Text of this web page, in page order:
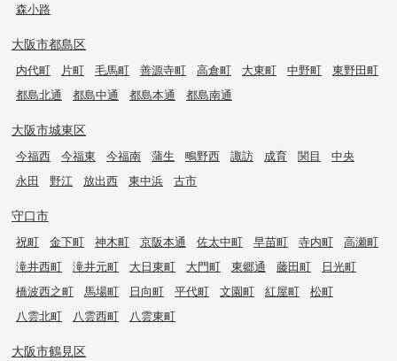
森小路
大阪市都島区
内代町 片町 毛馬町 善源寺町 高倉町 大東町 中野町
東野田町
都島北通
都島中通 都島本通 都島南通
大阪市城東区
今福西 今福東 今福南 蒲生 鴫野西 諏訪 成育 関目
中央
永田
野江 放出西 東中浜 古市
守口市
祝町 金下町 神木町 京阪本通 佐太中町 早苗町 寺内町
高瀬町
滝井西町
滝井元町 大日東町 大門町 東郷通 藤田町
日光町
橋波西之町
馬場町 日向町 平代町 文園町 紅屋町
松町
八雲北町
八雲西町 八雲東町
大阪市鶴見区